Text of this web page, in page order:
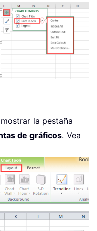
la pestaña
de gráficos. Vea